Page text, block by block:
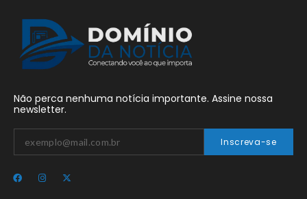
Não perca nenhuma notícia importante. Assine nossa
newsletter.
Inscreva-se